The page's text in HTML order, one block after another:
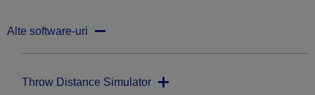
Alte software-uri
Throw Distance Simulator